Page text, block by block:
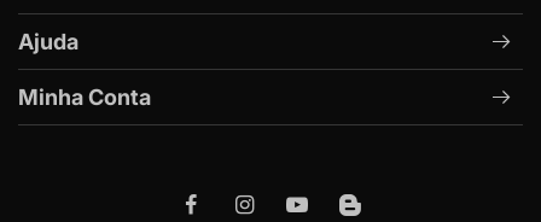
Ajuda
Minha Conta